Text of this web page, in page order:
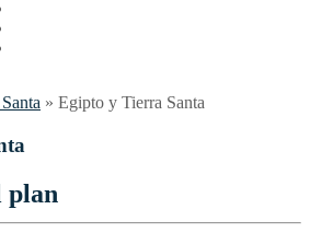
» Egipto y Tierra Santa
plan